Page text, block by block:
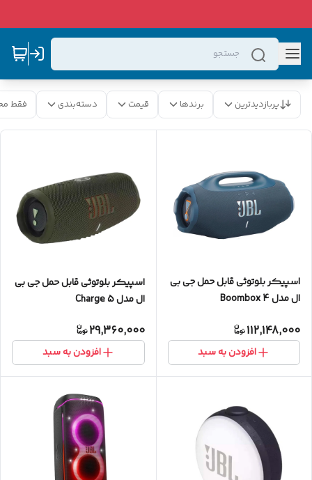
پربازدیدترین برندها قیمت دسته‌بندی فقط
اسپیکر بلوتوثی قابل حمل جی بی
ال مدل Boombox 4
112,148,000
افزودن به سبد
اسپیکر بلوتوثی قابل حمل جی بی
ال مدل Charge 5
29,360,000
افزودن به سبد